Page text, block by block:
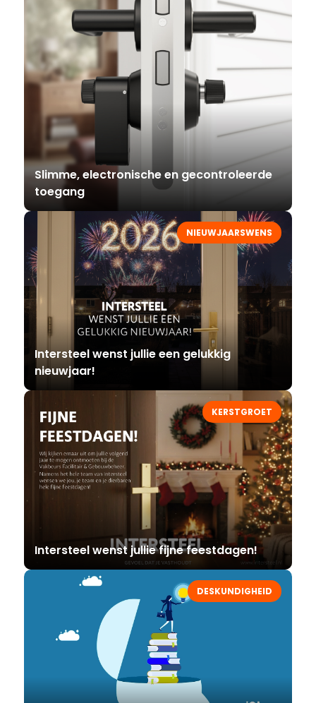
Slimme, electronische en gecontroleerde
toegang
NIEUWJAARSWENS
Intersteel wenst jullie een gelukkig
nieuwjaar!
KERSTGROET
Intersteel wenst jullie fijne feestdagen!
DESKUNDIGHEID